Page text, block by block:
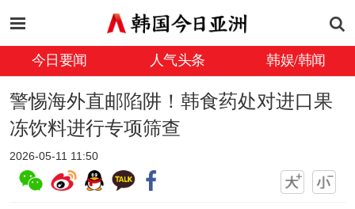
今日要闻 人气头条 韩娱/韩闻
警惕海外直邮陷阱！韩食药处对进口果
冻饮料进行专项筛查
2026-05-11 11:50